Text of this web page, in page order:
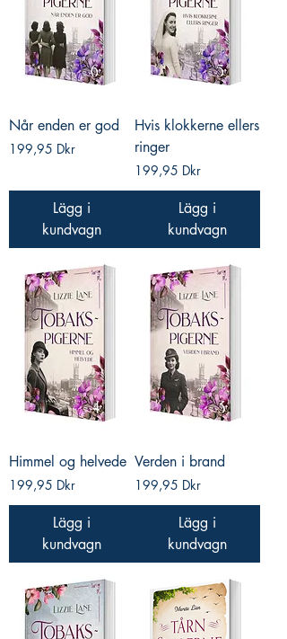
Når enden er god
Pris
199,95 Dkr
Lägg i
kundvagn
Hvis klokkerne ellers
ringer
Pris
199,95 Dkr
Lägg i
kundvagn
Himmel og helvede
Pris
199,95 Dkr
Lägg i
kundvagn
Verden i brand
Pris
199,95 Dkr
Lägg i
kundvagn